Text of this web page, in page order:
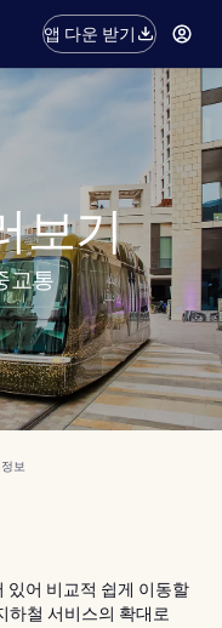
앱 다운 받기
보기
교통
정보
있어 비교적 쉽게 이동할
하철 서비스의 확대로